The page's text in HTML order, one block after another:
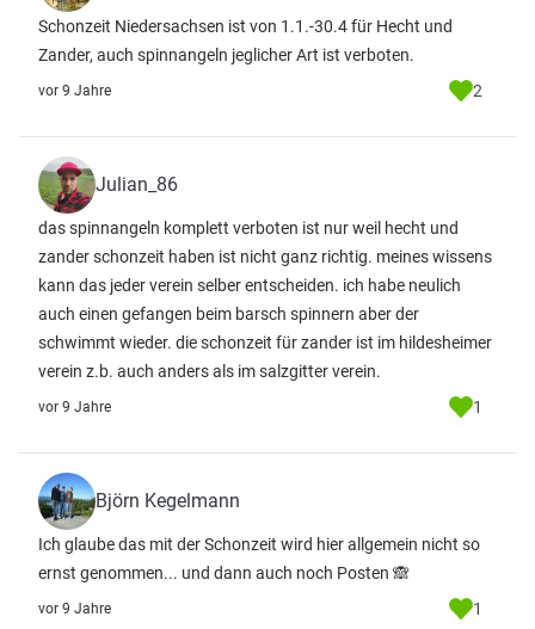
Schonzeit Niedersachsen ist von 1.1.-30.4 für Hecht und
Zander, auch spinnangeln jeglicher Art ist verboten.
vor 9 Jahre 2
Julian_86
das spinnangeln komplett verboten ist nur weil hecht und
zander schonzeit haben ist nicht ganz richtig. meines wissens
kann das jeder verein selber entscheiden. ich habe neulich
auch einen gefangen beim barsch spinnern aber der
schwimmt wieder. die schonzeit für zander ist im hildesheimer
verein z.b. auch anders als im salzgitter verein.
vor 9 Jahre 1
Björn Kegelmann
Ich glaube das mit der Schonzeit wird hier allgemein nicht so
ernst genommen... und dann auch noch Posten 🙈
vor 9 Jahre 1